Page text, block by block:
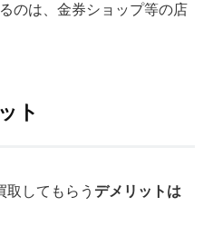
のは、金券ショップ等の店
ト
取してもらう デメリットは